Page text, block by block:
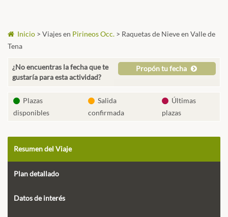
Inicio > Viajes en Pirineos Occ. > Raquetas de Nieve en Valle de
Tena
¿No encuentras la fecha que te
gustaría para esta actividad?
Propón tu fecha
Plazas
disponibles
Salida
confirmada
Últimas
plazas
Resumen del Viaje
Plan detallado
Datos de interés